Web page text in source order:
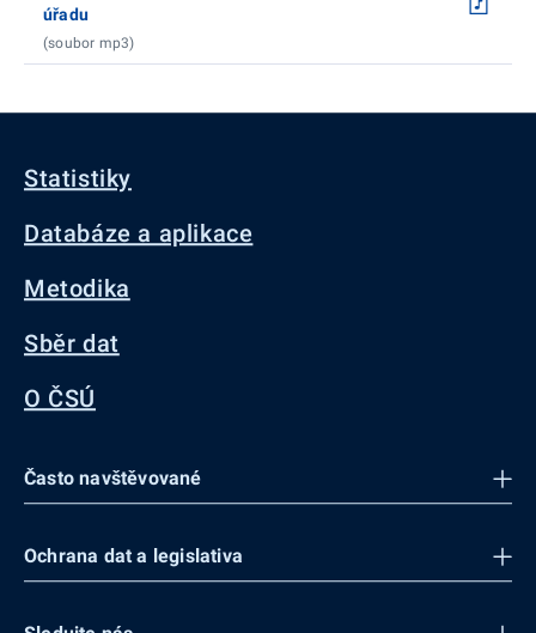
úřadu
(soubor mp3)
Statistiky
Databáze a aplikace
Metodika
Sběr dat
O ČSÚ
Často navštěvované
Ochrana dat a legislativa